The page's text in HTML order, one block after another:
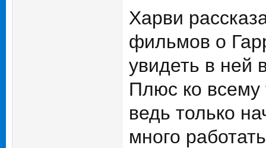
Харви
фильмов о
увидеть в ней
Плюс ко всему
ведь только
много